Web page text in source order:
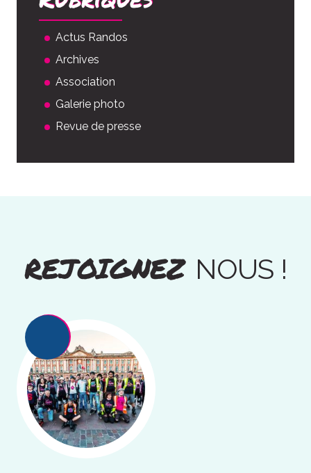
Actus Randos
Archives
Association
Galerie photo
Revue de presse
REJOIGNEZ NOUS !